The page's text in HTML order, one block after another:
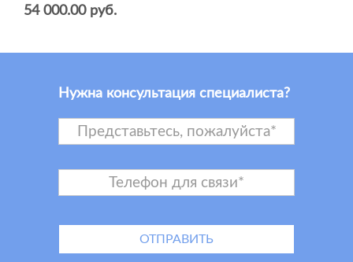
54 000.00 руб.
Нужна консультация специалиста?